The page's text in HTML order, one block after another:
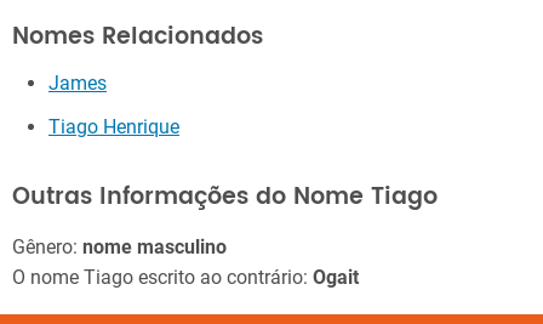
Nomes Relacionados
James
Tiago Henrique
Outras Informações do Nome Tiago
Gênero: nome masculino
O nome Tiago escrito ao contrário: Ogait